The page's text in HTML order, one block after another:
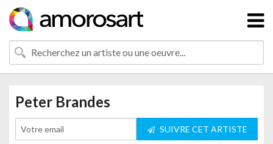
Peter Brandes
SUIVRE CET ARTISTE